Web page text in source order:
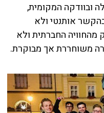
ובוודקה המקומית,
אותנטי ולא
החברתית ולא
משוחררת אך מבוקרת.